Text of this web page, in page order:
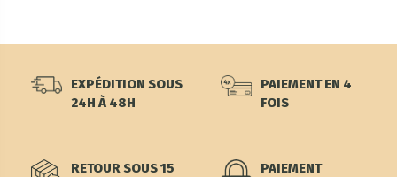
EXPÉDITION SOUS
24H À 48H
PAIEMENT EN 4
FOIS
RETOUR SOUS 15
PAIEMENT